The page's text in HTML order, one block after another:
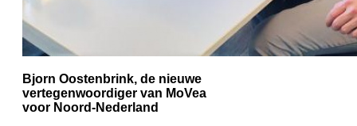
Bjorn Oostenbrink, de nieuwe
vertegenwoordiger van MoVea
voor Noord-Nederland